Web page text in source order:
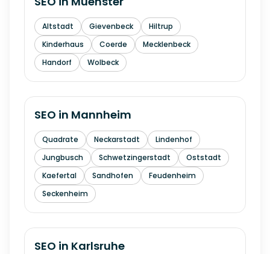
Altstadt Gievenbeck
Hiltrup
Kinderhaus
Coerde
Mecklenbeck
Handorf
Wolbeck
SEO in Mannheim
Quadrate Neckarstadt
Lindenhof
Jungbusch
Schwetzingerstadt
Oststadt
Kaefertal
Sandhofen
Feudenheim
Seckenheim
SEO in Karlsruhe